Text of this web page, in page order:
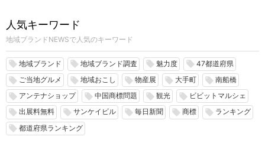
人気キーワード
地域ブランドNEWSで人気のキーワード
local_offer 地域ブランド local_offer 地域ブランド調査 local_offer 魅力度 local_offer 47都道府県
local_offer ご当地グルメ local_offer 地域おこし local_offer 物産展 local_offer 大手町 local_offer 南船橋
local_offer アンテナショップ local_offer 中国商標問題 local_offer 観光 local_offer ビビットマルシェ
local_offer 出展料無料 local_offer サンケイビル local_offer 毎日新聞 local_offer 商標 local_offer ランキング
local_offer 都道府県ランキング